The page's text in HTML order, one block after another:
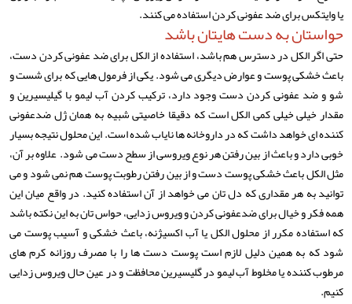
یا وایتکس برای ضد عفونی کردن استفاده می کنند.
حواستان به دست هایتان باشد
حتی اگر الکل در دسترس هم باشد، استفاده از الکل برای ضد عفونی کردن دست،
باعث خشکی پوست و عوارض دیگری می شود. یکی از فرمول هایی که برای شست و
شو و ضد عفونی کردن دست وجود دارد، ترکیب کردن آب لیمو با گیلیسیرین و
مقدار خیلی خیلی کمی الکل است که دقیقا خاصیتی شبیه به همان ژل ضدعفونی
کننده ای خواهد داشت که در داروخانه ها نایاب شده است. این محلول نتیجه بسیار
خوبی دارد و باعث از بین رفتن هر نوع ویروسی از سطح دست می شود. علاوه بر آن،
مثل الکل باعث خشکی پوست دست و از بین رفتن رطوبت پوست هم نمی شود و می
توانید به هر مقداری که دل تان می خواهد از آن استفاده کنید. در واقع میان این
همه فکر و خیال برای ضدعفونی کردن و ویروس زدایی، حواس تان به این نکته باشد
که استفاده مکرر از محلول الکل یا آب اکسیژنه، باعث خشکی و آسیب پوست می
شود که به همین دلیل لازم است پوست دست ها را با مصرف روزانه کرم های
مرطوب کننده یا مخلوط آب لیمو در گلیسیرین محافظت و در عین حال ویروس زدایی
کنیم.